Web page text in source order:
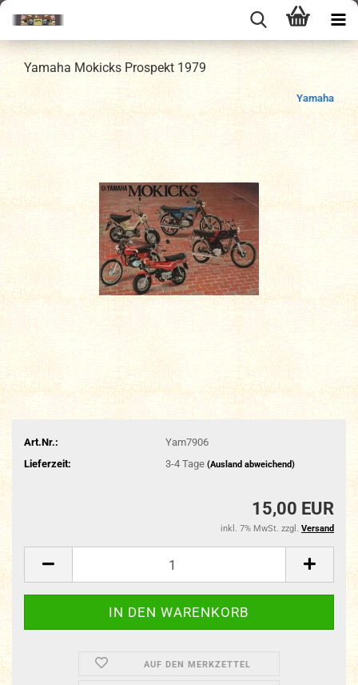
Yamaha Mokicks Prospekt 1979
Yamaha
Art.Nr.:
Yam7906
Lieferzeit:
3-4 Tage (Ausland abweichend)
15,00 EUR
inkl. 7% MwSt. zzgl. Versand
AUF DEN MERKZETTEL